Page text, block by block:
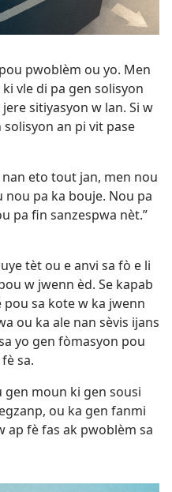
pwoblèm ou yo. Men
vle di pa gen solisyon
sitiyasyon w lan. Si w
an pi vit pase
nan eto tout jan, men nou
pa ka bouje. Nou pa
pa fin sanzespwa nèt.”
tèt ou e anvi sa fò e li
w jwenn èd. Se kapab
sa kote w ka jwenn
ou ka ale nan sèvis ijans
yo gen fòmasyon pou
sa.
gen moun ki gen sousi
ou ka gen fanmi
ap fè fas ak pwoblèm sa